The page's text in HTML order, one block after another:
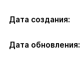
Дата создания:
Дата обновления: